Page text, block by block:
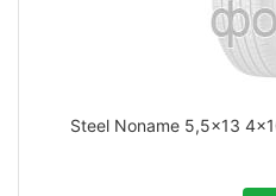
Steel Noname 5,5x13